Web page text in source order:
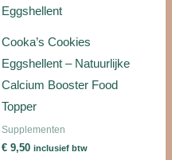
Cooka’s Cookies
Eggshellent – Natuurlijke
Calcium Booster Food
Topper
Supplementen
€ 9,50 inclusief btw